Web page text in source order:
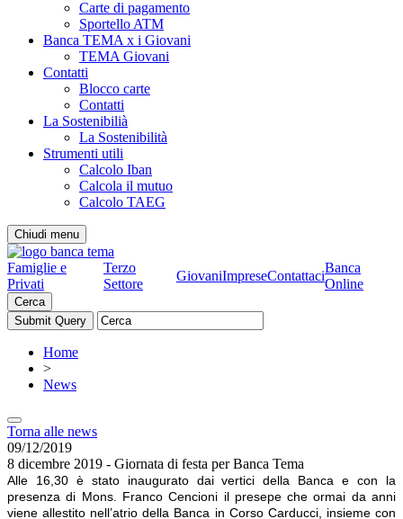
Carte di pagamento
Sportello ATM
Banca TEMA x i Giovani
TEMA Giovani
Contatti
Blocco carte
Contatti
La Sostenibilià
La Sostenibilità
Strumenti utili
Calcolo Iban
Calcola il mutuo
Calcolo TAEG
Chiudi menu
Famiglie e
Privati
Terzo
Settore
GiovaniImpreseContattaci
Banca
Online
Cerca
Home
>
News
Torna alle news
09/12/2019
8 dicembre 2019 - Giornata di festa per Banca Tema
Alle 16,30 è stato inaugurato dai vertici della Banca e con la
presenza di Mons. Franco Cencioni il presepe che ormai da anni
viene allestito nell’atrio della Banca in Corso Carducci, insieme con